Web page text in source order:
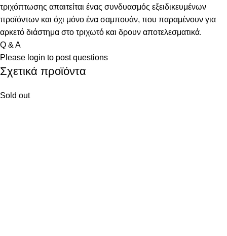
τριχόπτωσης απαιτείται ένας συνδυασμός εξειδικευμένων
προϊόντων και όχι μόνο ένα σαμπουάν, που παραμένουν για
αρκετό διάστημα στο τριχωτό και δρουν αποτελεσματικά.
Q & A
Please login to post questions
Σχετικά προϊόντα
Sold out